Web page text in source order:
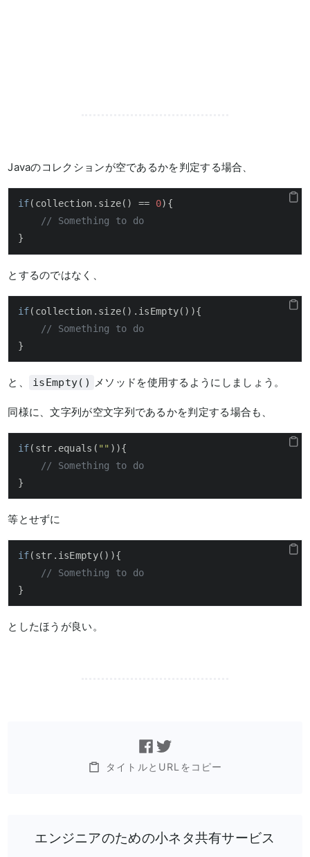
Javaのコレクションが空であるかを判定する場合、
if(collection.size() == 0){
// Something to do
}
とするのではなく、
if(collection.size().isEmpty()){
// Something to do
}
と、 isEmpty() メソッドを使用するようにしましょう。
同様に、文字列が空文字列であるかを判定する場合も、
if(str.equals( "" )){
// Something to do
}
等とせずに
if(str.isEmpty()){
// Something to do
}
としたほうが良い。
タイトルとURLをコピー
エンジニアのための小ネタ共有サービス